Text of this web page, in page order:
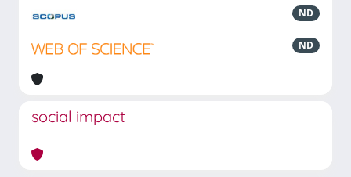
ND
ND
social impact